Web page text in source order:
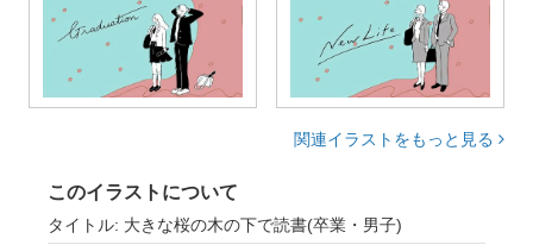
関連イラストをもっと見る
このイラストについて
タイトル: 大きな桜の木の下で読書(卒業・男子)